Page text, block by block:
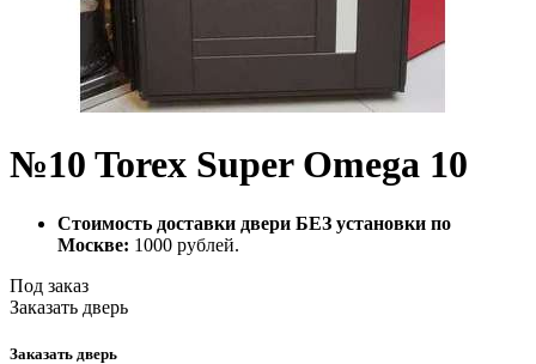
№10 Torex Super Omega 10
Стоимость доставки двери БЕЗ установки по
Москве: 1000 рублей.
Под заказ
Заказать дверь
Заказать дверь